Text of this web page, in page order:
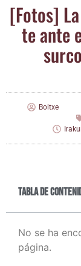
[Fotos]
te ante
Boltxe
Tabla de
No se ha
página.